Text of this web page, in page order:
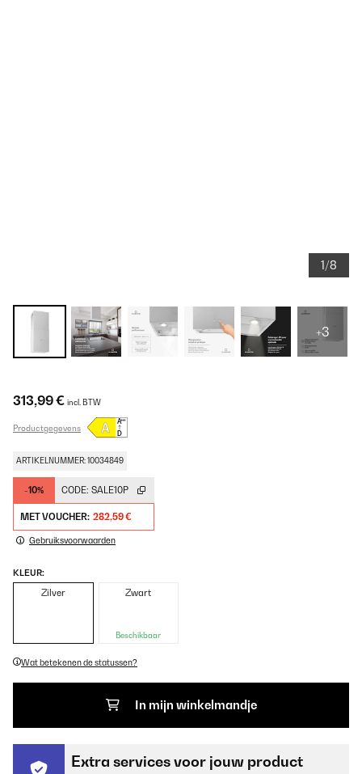
1/8
+3
313,99 € incl. BTW
Productgegevens
ARTIKELNUMMER: 10034849
-10% CODE: SALE10P
MET VOUCHER: 282,59 €
Gebruiksvoorwaarden
KLEUR:
Zilver Zwart
Beschikbaar
Wat betekenen de statussen?
In mijn winkelmandje
Extra services voor jouw product